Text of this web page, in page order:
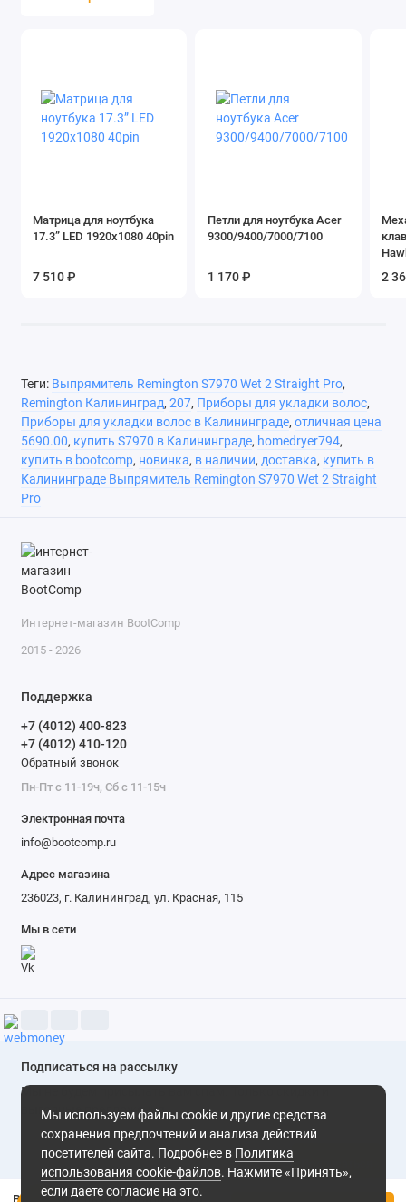
Матрица для ноутбука
17.3” LED 1920x1080 40pin
7 510 ₽
Петли для ноутбука Acer
9300/9400/7000/7100
1 170 ₽ 2
Теги: Выпрямитель Remington S7970 Wet 2 Straight Pro,
Remington Калининград, 207, Приборы для укладки волос,
Приборы для укладки волос в Калининграде, отличная цена
5690.00, купить S7970 в Калининграде, homedryer794,
купить в bootcomp, новинка, в наличии, доставка, купить в
Калининграде Выпрямитель Remington S7970 Wet 2 Straight
Pro
Мы используем файлы cookie и другие средства
сохранения предпочтений и анализа действий
посетителей сайта. Подробнее в Политика
использования cookie-файлов. Нажмите «Принять»,
если даете согласие на это.
Интернет-магазин BootComp
2015 - 2026
Поддержка
+7 (4012) 400-823
+7 (4012) 410-120
Обратный звонок
Пн-Пт с 11-19ч, Сб с 11-15ч
Электронная почта
info@bootcomp.ru
Адрес магазина
236023, г. Калининград, ул. Красная, 115
Мы в сети
Подписаться на рассылку
Мы не будем присылать вам спам. Только скидки и
выгодные предложения